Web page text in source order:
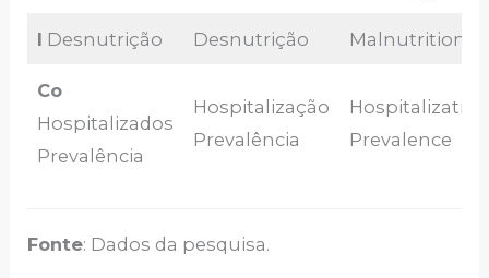
I Desnutrição Desnutrição Malnutrition
Co
Hospitalizados
Prevalência
Hospitalização
Prevalência
Hospitalization
Prevalence
Fonte: Dados da pesquisa.